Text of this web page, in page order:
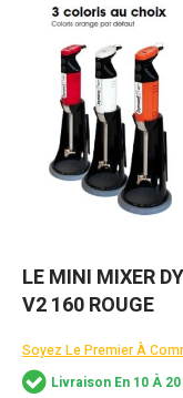
Skip
the
of
the
images
LE MINI MIXER
V2 160 ROUGE
Soyez Le Premier À
Livraison En 10 À